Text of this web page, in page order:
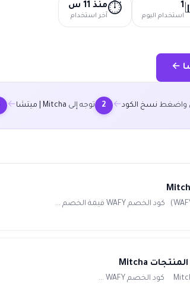
1
استخدام اليوم ⏱️منذ 11 س
آخر استخدام
واضغط نسخ الكود←
2 توجه إلى Mitcha | ميتشا ←